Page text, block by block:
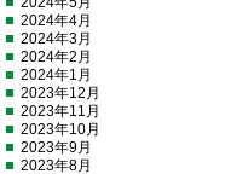
2024年4月
2024年3月
2024年2月
2024年1月
2023年12月
2023年11月
2023年10月
2023年9月
2023年8月